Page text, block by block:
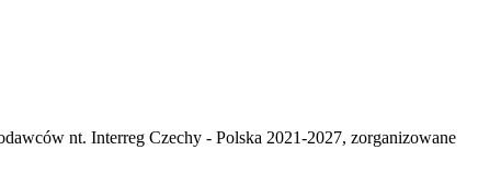
nt. Interreg Czechy - Polska 2021-2027, zorganizowane